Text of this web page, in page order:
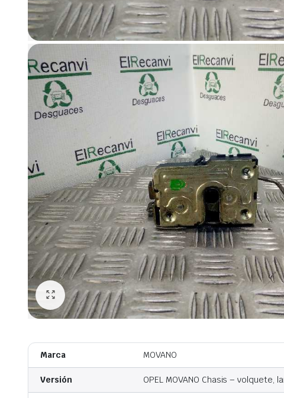
Marca MOVANO
Versión OPEL MOVANO Chasis – volquete,